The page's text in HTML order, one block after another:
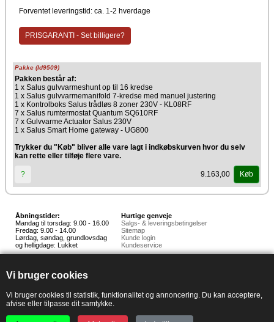
Vi bruger cookies
Vi bruger cookies til statistik, funktionalitet og annoncering. Du kan acceptere,
afvise eller tilpasse dit samtykke.
Forventet leveringstid: ca. 1-2 hverdage
PRISGARANTI - Set billigere?
Pakke (Id9509)
Pakken består af:
1 x Salus gulvvarmeshunt op til 16 kredse
1 x Salus gulvvarmemanifold 7-kredse med manuel justering
1 x Kontrolboks Salus trådløs 8 zoner 230V - KL08RF
7 x Salus rumtermostat Quantum SQ610RF
7 x Gulvvarme Actuator Salus 230V
1 x Salus Smart Home gateway - UG800
Trykker du "Køb" bliver alle vare lagt i indkøbskurven hvor du selv
kan rette eller tilføje flere vare.
? 9.163,00 Køb
Åbningstider:
Mandag til torsdag: 9.00 - 16.00
Fredag: 9.00 - 14.00
Lørdag, søndag, grundlovsdag
og helligdage: Lukket
Hurtige genveje
Salgs- & leveringsbetingelser
Sitemap
Kunde login
Kundeservice
Hunnerupvej 3, 6920 Videbæk
E-mail:salg@hedestoker.dk
PA: